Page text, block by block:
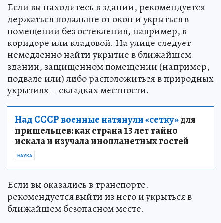
Если вы находитесь в здании, рекомендуется
держаться подальше от окон и укрыться в
помещении без остекления, например, в
коридоре или кладовой. На улице следует
немедленно найти укрытие в ближайшем
здании, защищенном помещении (например,
подвале или) либо расположиться в природных
укрытиях – складках местности.
Над СССР военные натянули «сетку»для
пришельцев: как страна 13 лет тайно
искала и изучала инопланетных гостей
НАУКА
Если вы оказались в транспорте,
рекомендуется выйти из него и укрыться в
ближайшем безопасном месте.